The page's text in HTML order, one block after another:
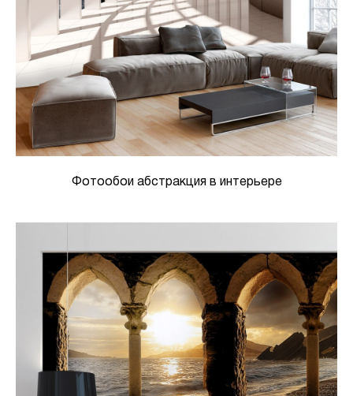
Фотообои абстракция в интерьере